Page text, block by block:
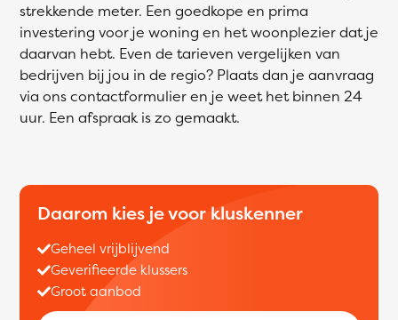
strekkende meter. Een goedkope en prima
investering voor je woning en het woonplezier dat je
daarvan hebt. Even de tarieven vergelijken van
bedrijven bij jou in de regio? Plaats dan je aanvraag
via ons contactformulier en je weet het binnen 24
uur. Een afspraak is zo gemaakt.
Daarom kies je voor kluskenner
Geheel vrijblijvend
Geverifieerde klussers
Groot aanbod